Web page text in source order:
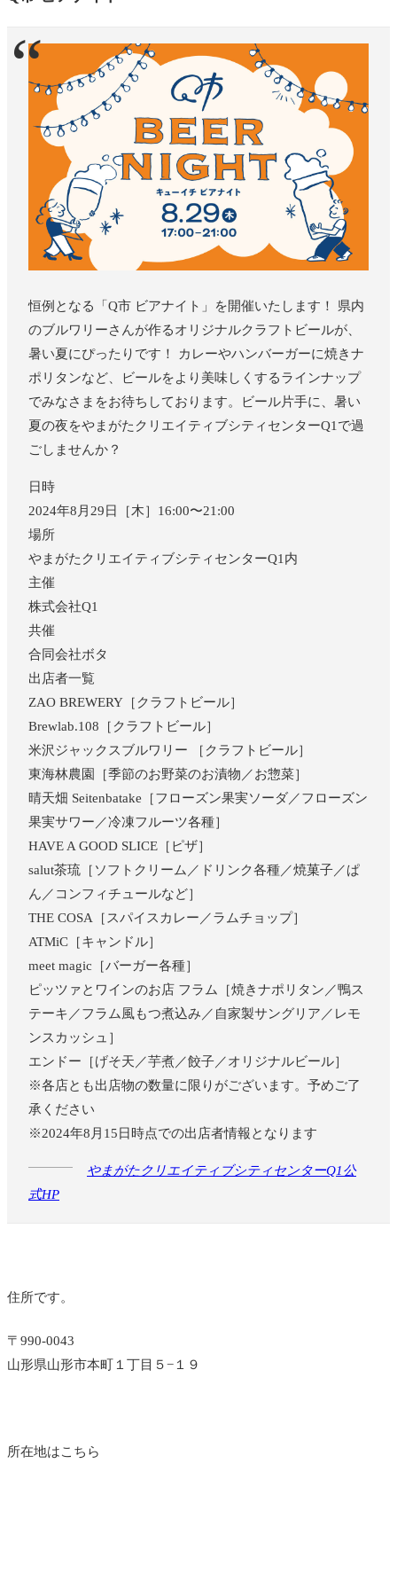
恒例となる「Q市 ビアナイト」を開催いたします！ 県内
のブルワリーさんが作るオリジナルクラフトビールが、
暑い夏にぴったりです！ カレーやハンバーガーに焼きナ
ポリタンなど、ビールをより美味しくするラインナップ
でみなさまをお待ちしております。ビール片手に、暑い
夏の夜をやまがたクリエイティブシティセンターQ1で過
ごしませんか？
日時
2024年8月29日［木］16:00〜21:00
場所
やまがたクリエイティブシティセンターQ1内
主催
株式会社Q1
共催
合同会社ボタ
出店者一覧
ZAO BREWERY［クラフトビール］
Brewlab.108［クラフトビール］
米沢ジャックスブルワリー ［クラフトビール］
東海林農園［季節のお野菜のお漬物／お惣菜］
晴天畑 Seitenbatake［フローズン果実ソーダ／フローズン
果実サワー／冷凍フルーツ各種］
HAVE A GOOD SLICE［ピザ］
salut茶琉［ソフトクリーム／ドリンク各種／焼菓子／ぱ
ん／コンフィチュールなど］
THE COSA［スパイスカレー／ラムチョップ］
ATMiC［キャンドル］
meet magic［バーガー各種］
ピッツァとワインのお店 フラム［焼きナポリタン／鴨ス
テーキ／フラム風もつ煮込み／自家製サングリア／レモ
ンスカッシュ］
エンドー［げそ天／芋煮／餃子／オリジナルビール］
※各店とも出店物の数量に限りがございます。予めご了
承ください
※2024年8月15日時点での出店者情報となります
やまがたクリエイティブシティセンターQ1公
式HP
住所です。
〒990-0043
山形県山形市本町１丁目５−１９
所在地はこちら